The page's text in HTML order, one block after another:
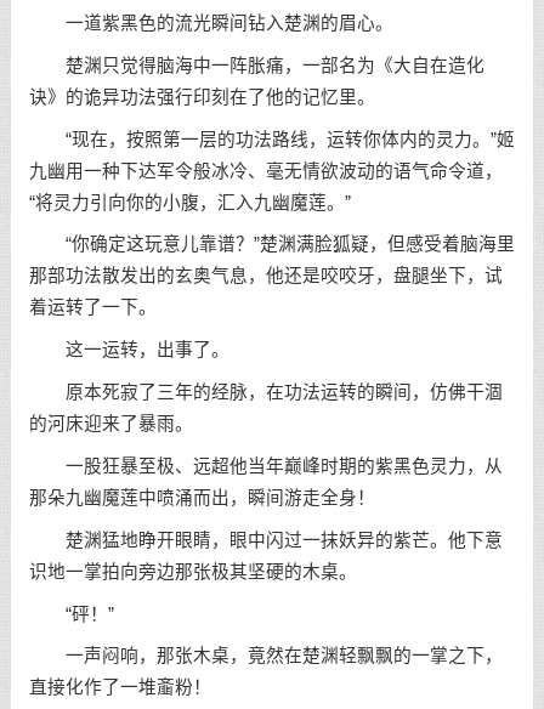
一道紫黑色的流光瞬间钻入楚渊的眉心。
楚渊只觉得脑海中一阵胀痛，一部名为《大自在造化
诀》的诡异功法强行印刻在了他的记忆里。
“现在，按照第一层的功法路线，运转你体内的灵力。”姬
九幽用一种下达军令般冰冷、毫无情欲波动的语气命令道，
“将灵力引向你的小腹，汇入九幽魔莲。”
“你确定这玩意儿靠谱？”楚渊满脸狐疑，但感受着脑海里
那部功法散发出的玄奥气息，他还是咬咬牙，盘腿坐下，试
着运转了一下。
这一运转，出事了。
原本死寂了三年的经脉，在功法运转的瞬间，仿佛干涸
的河床迎来了暴雨。
一股狂暴至极、远超他当年巅峰时期的紫黑色灵力，从
那朵九幽魔莲中喷涌而出，瞬间游走全身！
楚渊猛地睁开眼睛，眼中闪过一抹妖异的紫芒。他下意
识地一掌拍向旁边那张极其坚硬的木桌。
“砰！”
一声闷响，那张木桌，竟然在楚渊轻飘飘的一掌之下，
直接化作了一堆齑粉！